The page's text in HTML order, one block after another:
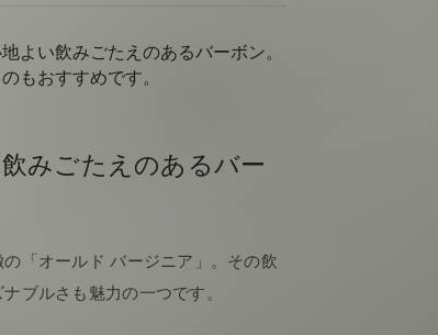
よい飲みごたえのあるバーボン。
もおすすめです。
みごたえのあるバー
「オールド バージニア」。その飲
ブルさも魅力の一つです。